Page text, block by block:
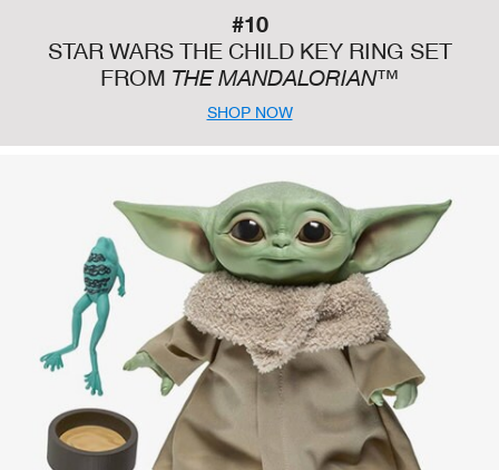
#10
STAR WARS THE CHILD KEY RING SET
FROM THE MANDALORIAN™
SHOP NOW